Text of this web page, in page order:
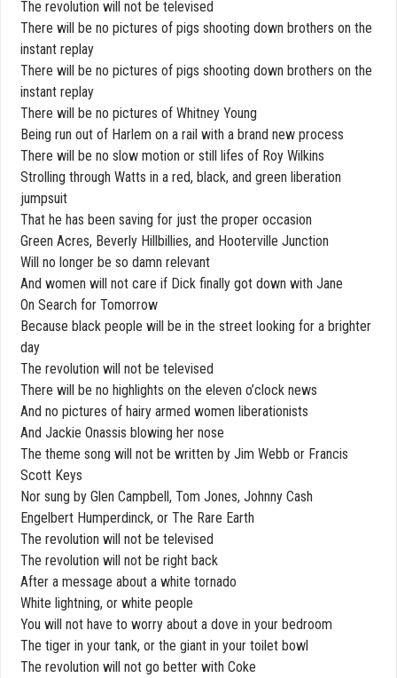
The revolution will not be televised
There will be no pictures of pigs shooting down brothers on the
instant replay
There will be no pictures of pigs shooting down brothers on the
instant replay
There will be no pictures of Whitney Young
Being run out of Harlem on a rail with a brand new process
There will be no slow motion or still lifes of Roy Wilkins
Strolling through Watts in a red, black, and green liberation
jumpsuit
That he has been saving for just the proper occasion
Green Acres, Beverly Hillbillies, and Hooterville Junction
Will no longer be so damn relevant
And women will not care if Dick finally got down with Jane
On Search for Tomorrow
Because black people will be in the street looking for a brighter
day
The revolution will not be televised
There will be no highlights on the eleven o’clock news
And no pictures of hairy armed women liberationists
And Jackie Onassis blowing her nose
The theme song will not be written by Jim Webb or Francis
Scott Keys
Nor sung by Glen Campbell, Tom Jones, Johnny Cash
Engelbert Humperdinck, or The Rare Earth
The revolution will not be televised
The revolution will not be right back
After a message about a white tornado
White lightning, or white people
You will not have to worry about a dove in your bedroom
The tiger in your tank, or the giant in your toilet bowl
The revolution will not go better with Coke